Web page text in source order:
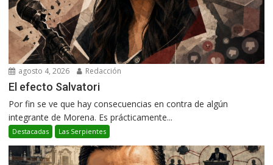
agosto 4, 2026 Redacción
El efecto Salvatori
Por fin se ve que hay consecuencias en contra de algún
integrante de Morena. Es prácticamente...
Destacadas Las Serpientes